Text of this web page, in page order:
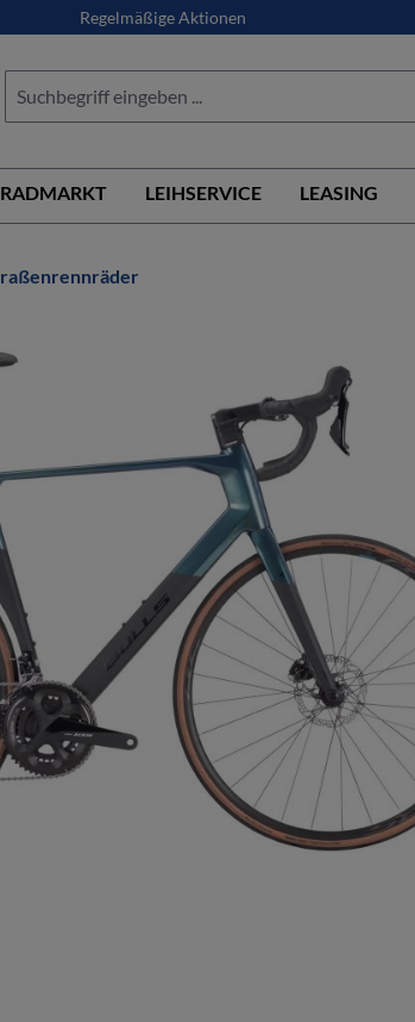
Regelmäßige Aktionen
LEIHSERVICE LEASING